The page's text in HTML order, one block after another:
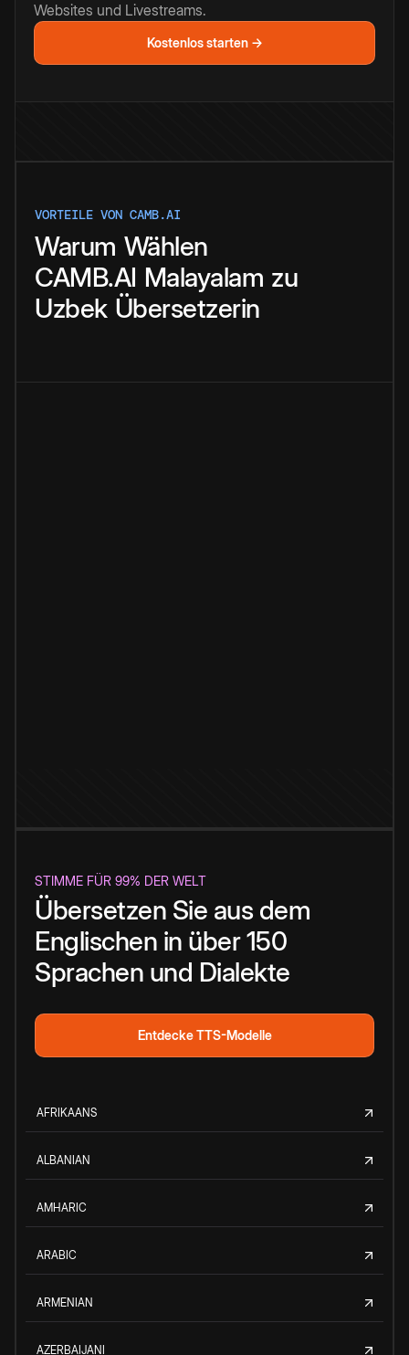
Websites und Livestreams.
Kostenlos starten →
VORTEILE VON CAMB.AI
Warum Wählen
CAMB.AI Malayalam zu
Uzbek Übersetzerin
STIMME FÜR 99% DER WELT
Übersetzen Sie aus dem
Englischen in über 150
Sprachen und Dialekte
Entdecke TTS-Modelle
AFRIKAANS
ALBANIAN
AMHARIC
ARABIC
ARMENIAN
AZERBAIJANI